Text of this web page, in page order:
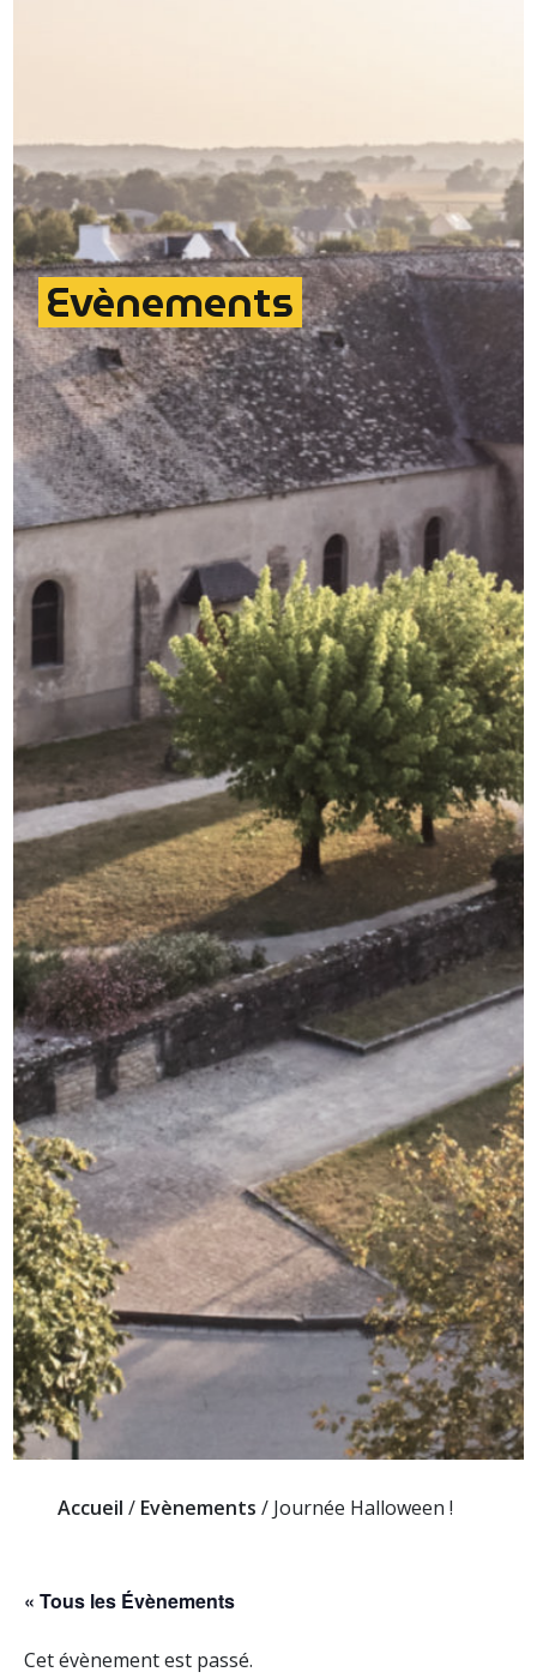
Evènements
Accueil / Evènements / Journée Halloween !
« Tous les Évènements
Cet évènement est passé.